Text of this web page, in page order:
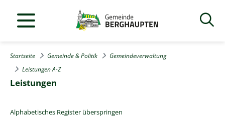
Startseite Gemeinde & Politik
Gemeindeverwaltung
Leistungen A-Z
Leistungen
Alphabetisches Register überspringen